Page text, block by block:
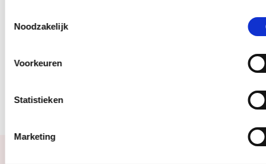
Noodzakelijk
Voorkeuren
Statistieken
Marketing
De streefdoelen 80-120 weken die